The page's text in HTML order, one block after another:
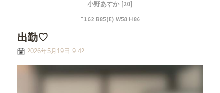
小野あすか [20]
T162 B85(E) W58 H86
出勤♡
2026年5月19日 9:42